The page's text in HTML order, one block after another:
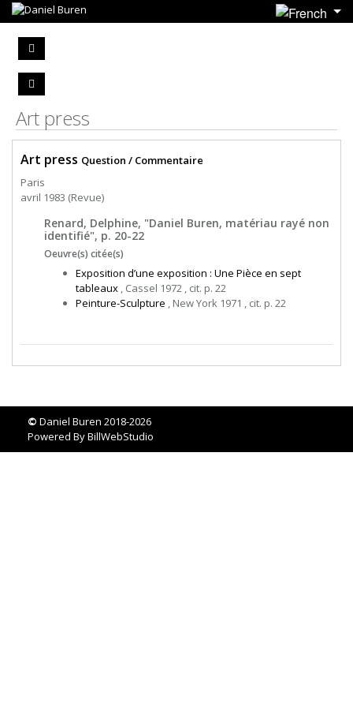
Art press
Art press Question / Commentaire
Paris
avril 1983 (Revue)
Renard, Delphine, "Daniel Buren, matériau rayé non
identifié", p. 20-22
Oeuvre(s) citée(s)
Exposition d’une exposition : Une Pièce en sept
tableaux , Cassel 1972 , cit. p. 22
Peinture-Sculpture , New York 1971 , cit. p. 22
© Daniel Buren 2018-2026
Powered ByBillWebStudio